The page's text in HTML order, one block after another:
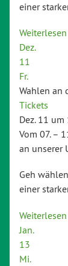
einer
Weiterlesen
Dez.
11
Fr.
Wahlen an
Tickets
Dez. 11
Vom 07. –
an unserer
Geh
einer
Weiterlesen
Jan.
13
Mi.